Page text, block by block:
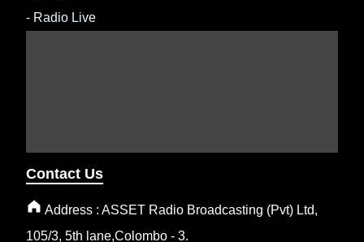
- Radio Live
Contact Us
Address : ASSET Radio Broadcasting (Pvt) Ltd,
105/3, 5th lane,Colombo - 3.